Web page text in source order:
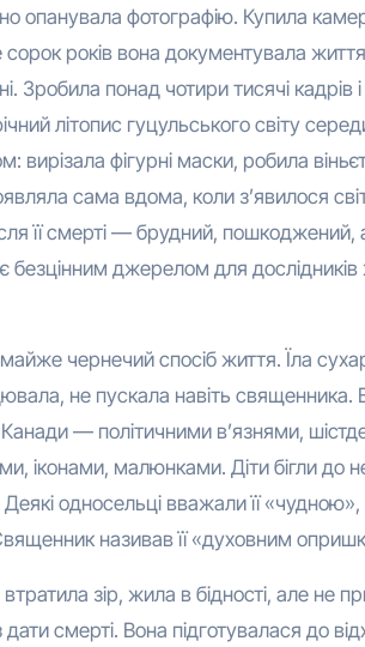
опанувала фотографію. Купила
років вона документувала
Зробила понад чотири тисячі кадрів
літопис гуцульського світу
вирізала фігурні маски, робила
сама вдома, коли з’явилося
її смерті — брудний, пошкоджений,
безцінним джерелом для дослідників
чернечий спосіб життя. Їла
не пускала навіть
— політичними в’язнями,
іконами, малюнками. Діти бігли
односельці вважали її
називав її «духовним
зір, жила в бідності, але не
смерті. Вона підготувалася до